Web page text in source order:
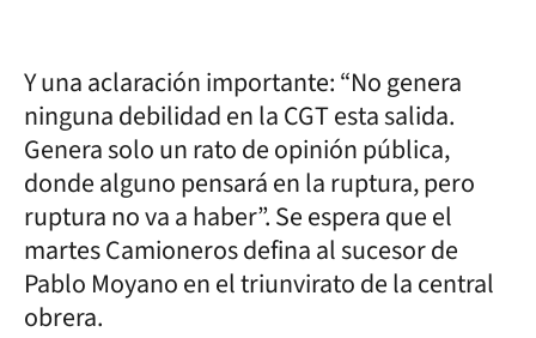
Y una aclaración importante: “No genera
ninguna debilidad en la CGT esta salida.
Genera solo un rato de opinión pública,
donde alguno pensará en la ruptura, pero
ruptura no va a haber”. Se espera que el
martes Camioneros defina al sucesor de
Pablo Moyano en el triunvirato de la central
obrera.